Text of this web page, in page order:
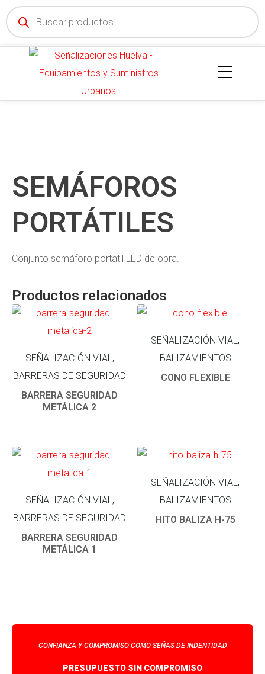
SEMÁFOROS
PORTÁTILES
Conjunto semáforo portatil LED de obra.
Productos relacionados
SEÑALIZACIÓN VIAL,
BARRERAS DE SEGURIDAD
BARRERA SEGURIDAD
METÁLICA 2
SEÑALIZACIÓN VIAL,
BALIZAMIENTOS
CONO FLEXIBLE
SEÑALIZACIÓN VIAL,
BARRERAS DE SEGURIDAD
BARRERA SEGURIDAD
METÁLICA 1
SEÑALIZACIÓN VIAL,
BALIZAMIENTOS
HITO BALIZA H-75
CONFIANZA Y COMPROMISO COMO SEÑAS DE INDENTIDAD
PRESUPUESTO SIN COMPROMISO